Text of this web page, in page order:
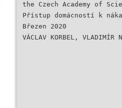
the Czech Academy of
Přístup domácností k
Březen 2020
VÁCLAV KORBEL, VLADIMÍR